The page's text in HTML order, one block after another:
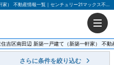
大阪府 大阪市東住吉区南田辺 新築一戸建て（新築一軒家） 不動産情報一覧｜センチュリー21マックス不動産販売
吉区南田辺 新築一戸建て（新築一軒家） 不動
さらに条件を絞り込む